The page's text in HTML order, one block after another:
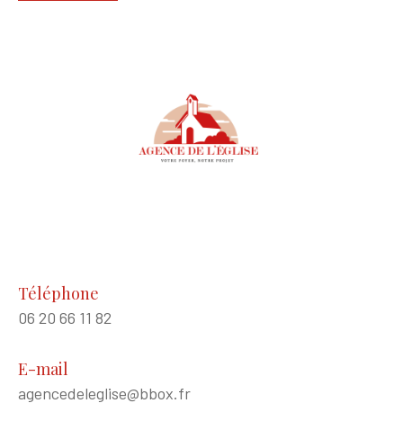
Téléphone
06 20 66 11 82
E-mail
agencedeleglise@bbox.fr